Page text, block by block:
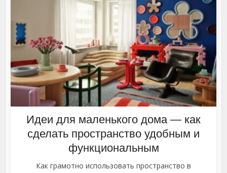
Идеи для маленького дома — как
сделать пространство удобным и
функциональным
Как грамотно использовать пространство в